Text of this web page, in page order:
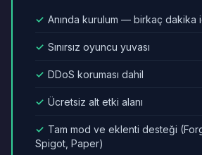
✓ Anında kurulum — birkaç dakika
✓ Sınırsız oyuncu yuvası
✓ DDoS koruması dahil
✓ Ücretsiz alt etki alanı
✓ Tam mod ve eklenti desteği
Spigot, Paper)